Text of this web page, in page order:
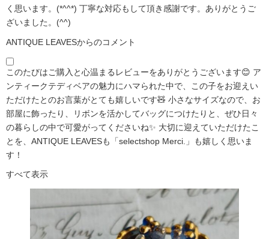
く思います。(*^^*) 丁寧な対応もして頂き感謝です。ありがとうご
ざいました。(^^)
ANTIQUE LEAVESからのコメント
このたびはご購入と心温まるレビューをありがとうございます😊 ア
ンティークテディベアの魅力にハマられた中で、この子をお迎えい
ただけたとのお言葉がとても嬉しいです🧸 小さなサイズなので、お
部屋に飾ったり、リボンを活かしてバッグにつけたりと、ぜひ日々
の暮らしの中で可愛がってくださいね✨ 大切に迎えていただけたこ
とを、ANTIQUE LEAVESも「selectshop Merci.」も嬉しく思いま
す！
すべて表示